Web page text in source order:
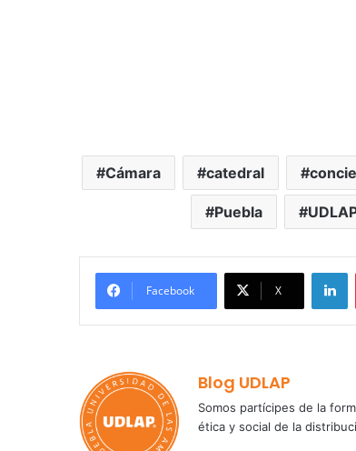
Cámara catedral
Puebla
Facebook X
Blog UDLAP
Somos partícipes de la
ética y social de la